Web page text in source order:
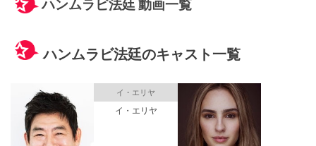
ハンムラビ法廷のキャスト一覧
イ・エリヤ
イ・エリヤ